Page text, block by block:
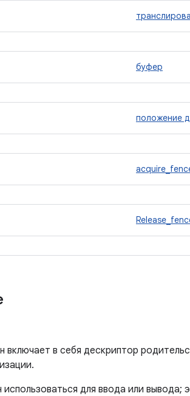
буфер
положение
в себя дескриптор
для ввода или вывода;